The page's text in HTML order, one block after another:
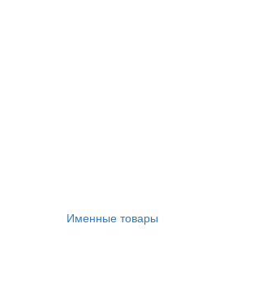
Именные товары